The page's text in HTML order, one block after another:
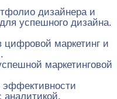
дизайнера и
успешного дизайна.
цифровой маркетинг и
маркетинговой
аналитикой.